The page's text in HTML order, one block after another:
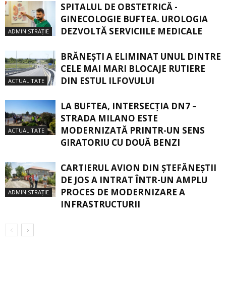
ADMINISTRAȚIE
SPITALUL DE OBSTETRICĂ -
GINECOLOGIE BUFTEA. UROLOGIA
DEZVOLTĂ SERVICIILE MEDICALE
ACTUALITATE
BRĂNEȘTI A ELIMINAT UNUL DINTRE
CELE MAI MARI BLOCAJE RUTIERE
DIN ESTUL ILFOVULUI
ACTUALITATE
LA BUFTEA, INTERSECŢIA DN7 –
STRADA MILANO ESTE
MODERNIZATĂ PRINTR-UN SENS
GIRATORIU CU DOUĂ BENZI
ADMINISTRAȚIE
CARTIERUL AVION DIN ŞTEFĂNEŞTII
DE JOS A INTRAT ÎNTR-UN AMPLU
PROCES DE MODERNIZARE A
INFRASTRUCTURII